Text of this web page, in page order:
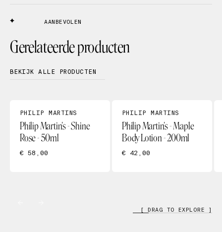
AANBEVOLEN
Gerelateerde producten
BEKIJK ALLE PRODUCTEN
PHILIP MARTINS
Philip Martin's - Shine
Rose - 50ml
€ 58,00
PHILIP MARTINS
Philip Martin's - Maple
Body Lotion - 200ml
€ 42,00
[ DRAG TO EXPLORE ]